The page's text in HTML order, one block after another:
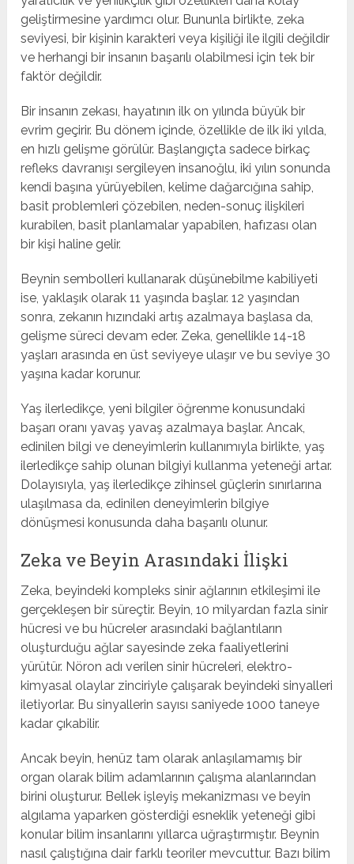
geliştirmesine yardımcı olur. Bununla birlikte, zeka
seviyesi, bir kişinin karakteri veya kişiliği ile ilgili değildir
ve herhangi bir insanın başarılı olabilmesi için tek bir
faktör değildir.
Bir insanın zekası, hayatının ilk on yılında büyük bir
evrim geçirir. Bu dönem içinde, özellikle de ilk iki yılda,
en hızlı gelişme görülür. Başlangıçta sadece birkaç
refleks davranışı sergileyen insanoğlu, iki yılın sonunda
kendi başına yürüyebilen, kelime dağarcığına sahip,
basit problemleri çözebilen, neden-sonuç ilişkileri
kurabilen, basit planlamalar yapabilen, hafızası olan
bir kişi haline gelir.
Beynin sembolleri kullanarak düşünebilme kabiliyeti
ise, yaklaşık olarak 11 yaşında başlar. 12 yaşından
sonra, zekanın hızındaki artış azalmaya başlasa da,
gelişme süreci devam eder. Zeka, genellikle 14-18
yaşları arasında en üst seviyeye ulaşır ve bu seviye 30
yaşına kadar korunur.
Yaş ilerledikçe, yeni bilgiler öğrenme konusundaki
başarı oranı yavaş yavaş azalmaya başlar. Ancak,
edinilen bilgi ve deneyimlerin kullanımıyla birlikte, yaş
ilerledikçe sahip olunan bilgiyi kullanma yeteneği artar.
Dolayısıyla, yaş ilerledikçe zihinsel güçlerin sınırlarına
ulaşılmasa da, edinilen deneyimlerin bilgiye
dönüşmesi konusunda daha başarılı olunur.
Zeka ve Beyin Arasındaki İlişki
Zeka, beyindeki kompleks sinir ağlarının etkileşimi ile
gerçekleşen bir süreçtir. Beyin, 10 milyardan fazla sinir
hücresi ve bu hücreler arasındaki bağlantıların
oluşturduğu ağlar sayesinde zeka faaliyetlerini
yürütür. Nöron adı verilen sinir hücreleri, elektro-
kimyasal olaylar zinciriyle çalışarak beyindeki sinyalleri
iletiyorlar. Bu sinyallerin sayısı saniyede 1000 taneye
kadar çıkabilir.
Ancak beyin, henüz tam olarak anlaşılamamış bir
organ olarak bilim adamlarının çalışma alanlarından
birini oluşturur. Bellek işleyiş mekanizması ve beyin
algılama yaparken gösterdiği esneklik yeteneği gibi
konular bilim insanlarını yıllarca uğraştırmıştır. Beynin
nasıl çalıştığına dair farklı teoriler mevcuttur. Bazı bilim